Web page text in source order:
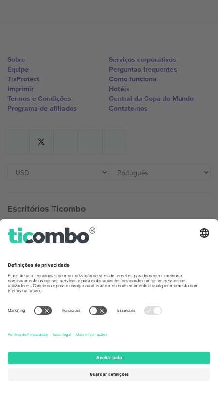
Sobre
Equipe
TixProtect
Imprimir
Termos e Condições
Programa de afiliados
Serviços corporativos
Perguntas frequentes
Como funciona
Hotéis
Central da Copa do Mundo
Contate-nos
Escritórios Ticombo
Germany
Unter den Linden 24, 10117
United States
Newark, Delaware 19713, United
Switzerland
Engelberg, Switzerland
Bulgaria
Regus Sofia City West, bul
Totleben 53-55, 1606 Sofia,
UAE Dubai Silicon Oasis, DDP
Building A1, Office 302, Dubai,
United Arab Emirates